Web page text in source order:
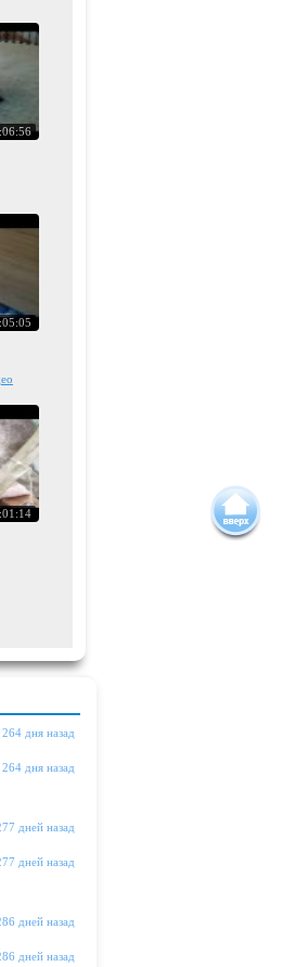
264 дня назад
264 дня назад
дней назад
дней назад
дней назад
дней назад